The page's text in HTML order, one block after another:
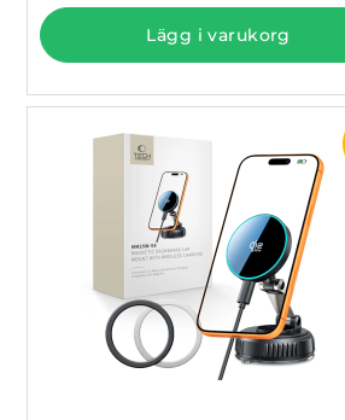
Lägg i varukorg